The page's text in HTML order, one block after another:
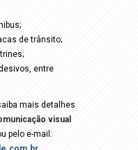
de trânsito;
entre
mais detalhes
visual
pelo e-mail: